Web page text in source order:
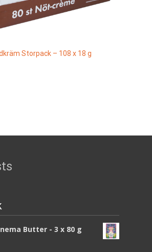
Storpack – 108 x 18 g
Butter - 3 x 80 g